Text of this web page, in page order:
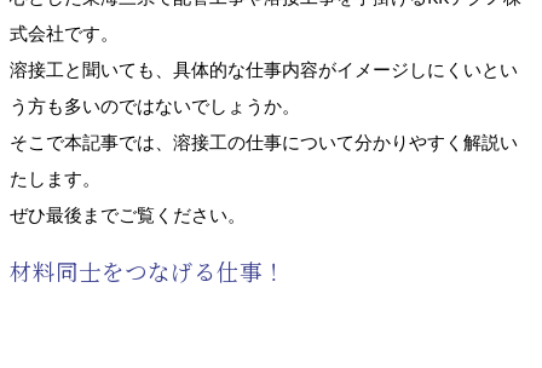
式会社です。
溶接工と聞いても、具体的な仕事内容がイメージしにくいとい
う方も多いのではないでしょうか。
そこで本記事では、溶接工の仕事について分かりやすく解説い
たします。
ぜひ最後までご覧ください。
材料同士をつなげる仕事！